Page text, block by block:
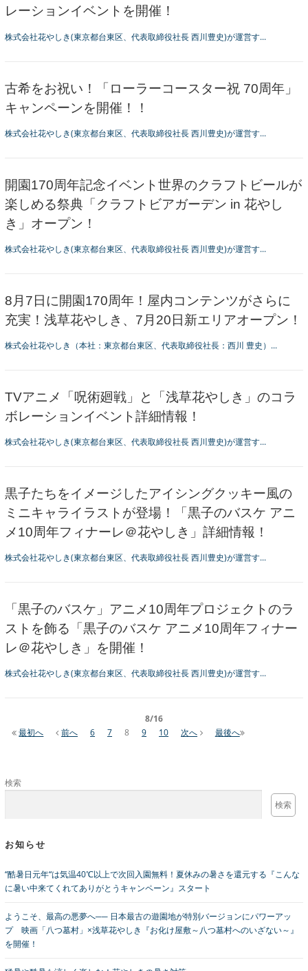
レーションイベントを開催！
株式会社花やしき(東京都台東区、代表取締役社長 西川豊史)が運営す...
古希をお祝い！「ローラーコースター祝 70周年」
キャンペーンを開催！！
株式会社花やしき(東京都台東区、代表取締役社長 西川豊史)が運営す...
開園170周年記念イベント世界のクラフトビールが
楽しめる祭典「クラフトビアガーデン in 花やし
き」オープン！
株式会社花やしき(東京都台東区、代表取締役社長 西川豊史)が運営す...
8月7日に開園170周年！屋内コンテンツがさらに
充実！浅草花やしき、7月20日新エリアオープン！
株式会社花やしき（本社：東京都台東区、代表取締役社長：西川 豊史）...
TVアニメ「呪術廻戦」と「浅草花やしき」のコラ
ボレーションイベント詳細情報！
株式会社花やしき(東京都台東区、代表取締役社長 西川豊史)が運営す...
黒子たちをイメージしたアイシングクッキー風の
ミニキャライラストが登場！「黒子のバスケ アニ
メ10周年フィナーレ＠花やしき」詳細情報！
株式会社花やしき(東京都台東区、代表取締役社長 西川豊史)が運営す...
「黒子のバスケ」アニメ10周年プロジェクトのラ
ストを飾る「黒子のバスケ アニメ10周年フィナー
レ＠花やしき」を開催！
株式会社花やしき(東京都台東区、代表取締役社長 西川豊史)が運営す...
8/16
最初へ
前へ 6 7 8 9 10 次へ 最後へ
検索
検索
お知らせ
“酷暑日元年“は気温40℃以上で次回入園無料！夏休みの暑さを還元する『こんな
に暑い中来てくれてありがとうキャンペーン』スタート
ようこそ、最高の悪夢へ── 日本最古の遊園地が特別バージョンにパワーアッ
プ 映画「八つ墓村」×浅草花やしき『お化け屋敷～八つ墓村へのいざない～』
を開催！